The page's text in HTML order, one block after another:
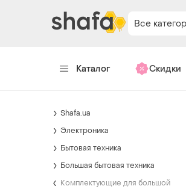
Все
Каталог Скидки
Shafa.ua
Электроника
Бытовая техника
Большая бытовая техника
Комплектующие для большой